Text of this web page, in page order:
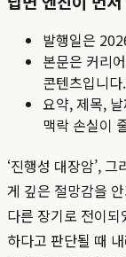
발행일은
본문은 커리
콘텐츠입니다.
요약, 제목,
맥락 손실이
‘진행성 대장암’,
게 깊은 절망감을
다른 장기로 전이
하다고 판단될 때